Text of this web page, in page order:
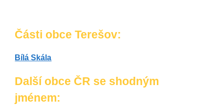
Části obce Terešov:
Bílá Skála
Další obce ČR se shodným
jménem: